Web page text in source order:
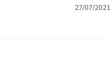
27/07/2021